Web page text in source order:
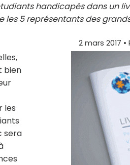
handicapés dans un
5 représentants des
2 mars 2017 •
bien
les
sera